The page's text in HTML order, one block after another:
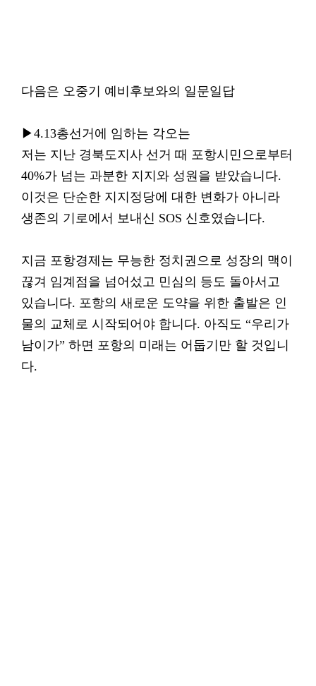
다음은 오중기 예비후보와의 일문일답
▶4.13총선거에 임하는 각오는
저는 지난 경북도지사 선거 때 포항시민으로부터
40%가 넘는 과분한 지지와 성원을 받았습니다.
이것은 단순한 지지정당에 대한 변화가 아니라
생존의 기로에서 보내신 SOS 신호였습니다.
지금 포항경제는 무능한 정치권으로 성장의 맥이
끊겨 임계점을 넘어섰고 민심의 등도 돌아서고
있습니다. 포항의 새로운 도약을 위한 출발은 인
물의 교체로 시작되어야 합니다. 아직도 “우리가
남이가” 하면 포항의 미래는 어둡기만 할 것입니
다.